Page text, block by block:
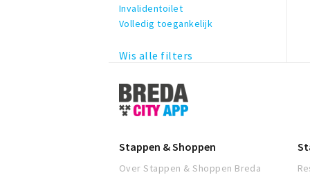
Invalidentoilet
Volledig toegankelijk
Wis alle filters
Stappen
&
Shoppen
Stappen & Shoppen
Over Stappen & Shoppen Breda